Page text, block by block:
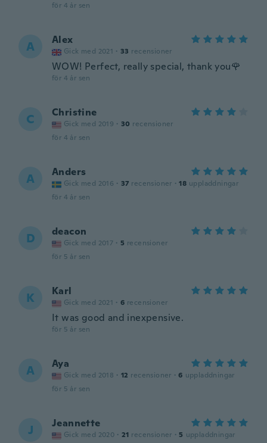
för 4 år sen
A Alex
Gick med 2021 · 33 recensioner
WOW! Perfect, really special, thank you🌹
för 4 år sen
C Christine
Gick med 2019 · 30 recensioner
för 4 år sen
A Anders
Gick med 2016 · 37 recensioner · 18 uppladdningar
för 4 år sen
D deacon
Gick med 2017 · 5 recensioner
för 5 år sen
K Karl
Gick med 2021 · 6 recensioner
It was good and inexpensive.
för 5 år sen
A Aya
Gick med 2018 · 12 recensioner · 6 uppladdningar
för 5 år sen
J Jeannette
Gick med 2020 · 21 recensioner · 5 uppladdningar